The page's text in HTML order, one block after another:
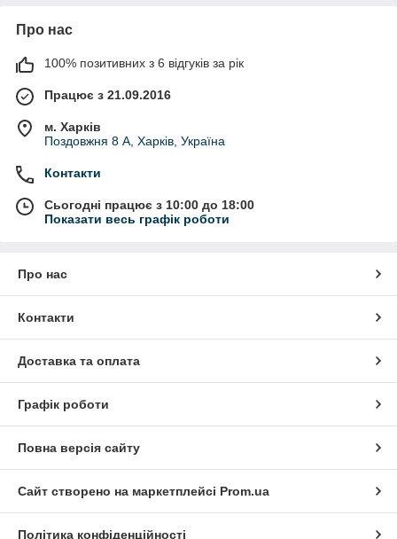
Про нас
100% позитивних з 6 відгуків за рік
Працює з 21.09.2016
м. Харків
Поздовжня 8 А, Харків, Україна
Контакти
Сьогодні працює з 10:00 до 18:00
Показати весь графік роботи
Про нас
Контакти
Доставка та оплата
Графік роботи
Повна версія сайту
Сайт створено на маркетплейсі Prom.ua
Політика конфіденційності